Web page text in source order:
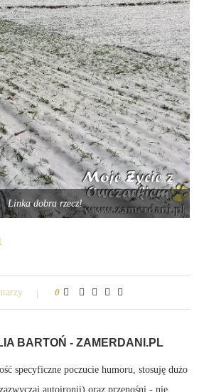
Linka dobra rzecz!
0
BARTOŃ - ZAMERDANI.PL
specyficzne poczucie humoru, stosuję dużo
autoironii) oraz przenośni - nie